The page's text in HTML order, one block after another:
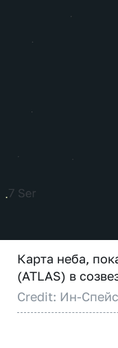
Карта неба,
(ATLAS) в
Credit: Ин-Спейс